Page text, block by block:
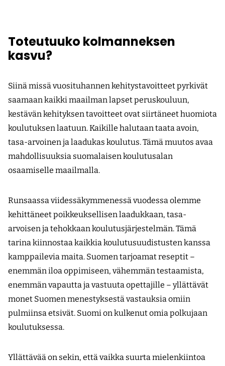
Toteutuuko kolmanneksen
kasvu?
Siinä missä vuosituhannen kehitystavoitteet pyrkivät
saamaan kaikki maailman lapset peruskouluun,
kestävän kehityksen tavoitteet ovat siirtäneet huomiota
koulutuksen laatuun. Kaikille halutaan taata avoin,
tasa-arvoinen ja laadukas koulutus. Tämä muutos avaa
mahdollisuuksia suomalaisen koulutusalan
osaamiselle maailmalla.
Runsaassa viidessäkymmenessä vuodessa olemme
kehittäneet poikkeuksellisen laadukkaan, tasa-
arvoisen ja tehokkaan koulutus­järjestelmän. Tämä
tarina kiinnostaa kaikkia koulutusuudistusten kanssa
kamppailevia maita. Suomen tarjoamat reseptit –
enemmän iloa oppimiseen, vähemmän testaamista,
enemmän vapautta ja vastuuta opettajille – yllättävät
monet Suomen menestyksestä vastauksia omiin
pulmiinsa etsivät. Suomi on kulkenut omia polkujaan
koulutuksessa.
Yllättävää on sekin, että vaikka suurta mielenkiintoa